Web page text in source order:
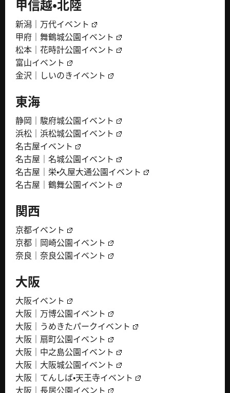
甲信越・北陸
新潟｜万代イベント
甲府｜舞鶴城公園イベント
松本｜花時計公園イベント
富山イベント
金沢｜しいのきイベント
東海
静岡｜駿府城公園イベント
浜松｜浜松城公園イベント
名古屋イベント
名古屋｜名城公園イベント
名古屋｜栄・久屋大通公園イベント
名古屋｜鶴舞公園イベント
関西
京都イベント
京都｜岡崎公園イベント
奈良｜奈良公園イベント
大阪
大阪イベント
大阪｜万博公園イベント
大阪｜うめきたパークイベント
大阪｜扇町公園イベント
大阪｜中之島公園イベント
大阪｜大阪城公園イベント
大阪｜てんしば・天王寺イベント
大阪｜長居公園イベント